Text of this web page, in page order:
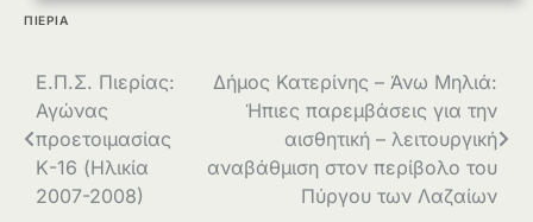
ΠΙΕΡΙΑ
Πλοήγηση
άρθρων
Ε.Π.Σ. Πιερίας:
Αγώνας
προετοιμασίας
Κ-16 (Ηλικία
2007-2008)
Δήμος Κατερίνης – Άνω Μηλιά:
Ήπιες παρεμβάσεις για την
αισθητική – λειτουργική
αναβάθμιση στον περίβολο του
Πύργου των Λαζαίων